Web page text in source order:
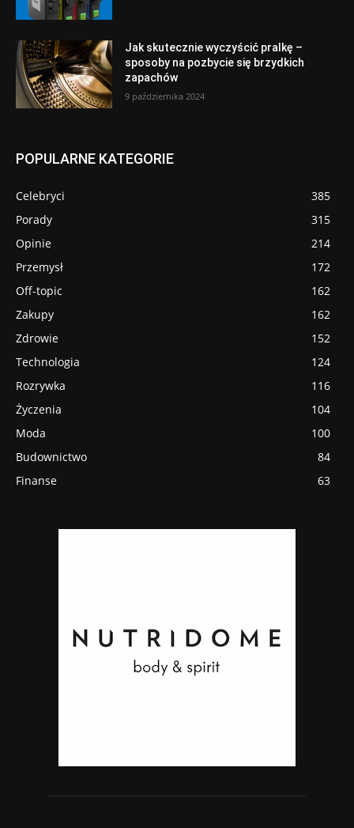
Jak skutecznie wyczyścić pralkę –
sposoby na pozbycie się brzydkich
zapachów
9 października 2024
POPULARNE KATEGORIE
Celebryci
385
Porady
315
Opinie
214
Przemysł
172
Off-topic
162
Zakupy
162
Zdrowie
152
Technologia
124
Rozrywka
116
Życzenia
104
Moda
100
Budownictwo
84
Finanse
63